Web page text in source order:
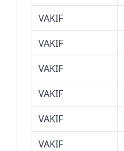
VAKIF
VAKIF
VAKIF
VAKIF
VAKIF
VAKIF